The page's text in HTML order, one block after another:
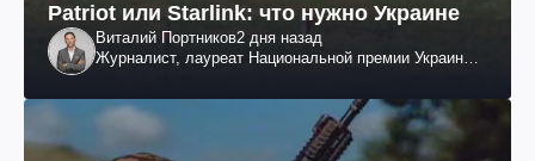
Patriot или Starlink: что нужно Украине
Виталий Портников2 дня назад
Журналист, лауреат Национальной премии Украины